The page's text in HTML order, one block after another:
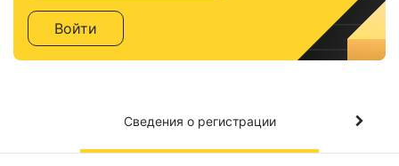
Войти
Сведения о регистрации